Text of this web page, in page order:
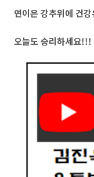
연이은 강추위에 건
오늘도 승리하세요!!!